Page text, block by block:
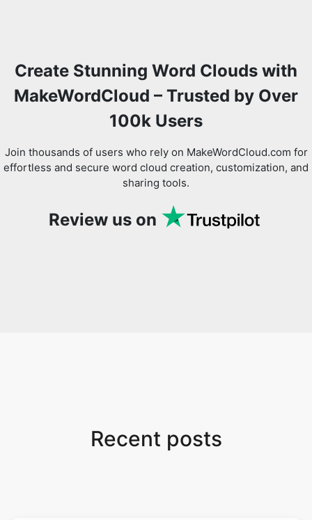
Create Stunning Word Clouds with
MakeWordCloud – Trusted by Over
100k Users
Join thousands of users who rely on MakeWordCloud.com for
effortless and secure word cloud creation, customization, and
sharing tools.
Review us on
Recent posts